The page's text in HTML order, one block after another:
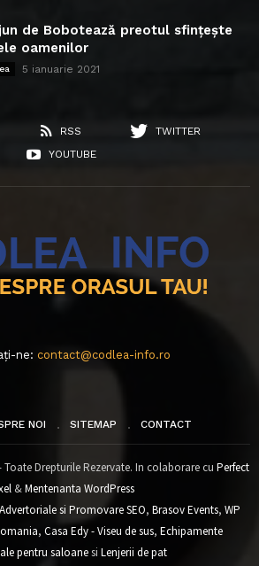
de Bobotează preotul sfințește
oamenilor
5 ianuarie 2021
RSS
TWITTER
YOUTUBE
ne: contact@codlea-info.ro
NOI SITEMAP CONTACT
Toate Drepturile Rezervate. In colaborare cu Perfect
&Mentenanta WordPress
Advertoriale si Promovare SEO, Brasov Events, WP
, Casa Edy - Viseu de sus, Echipamente
pentru saloanesi Lenjerii de pat